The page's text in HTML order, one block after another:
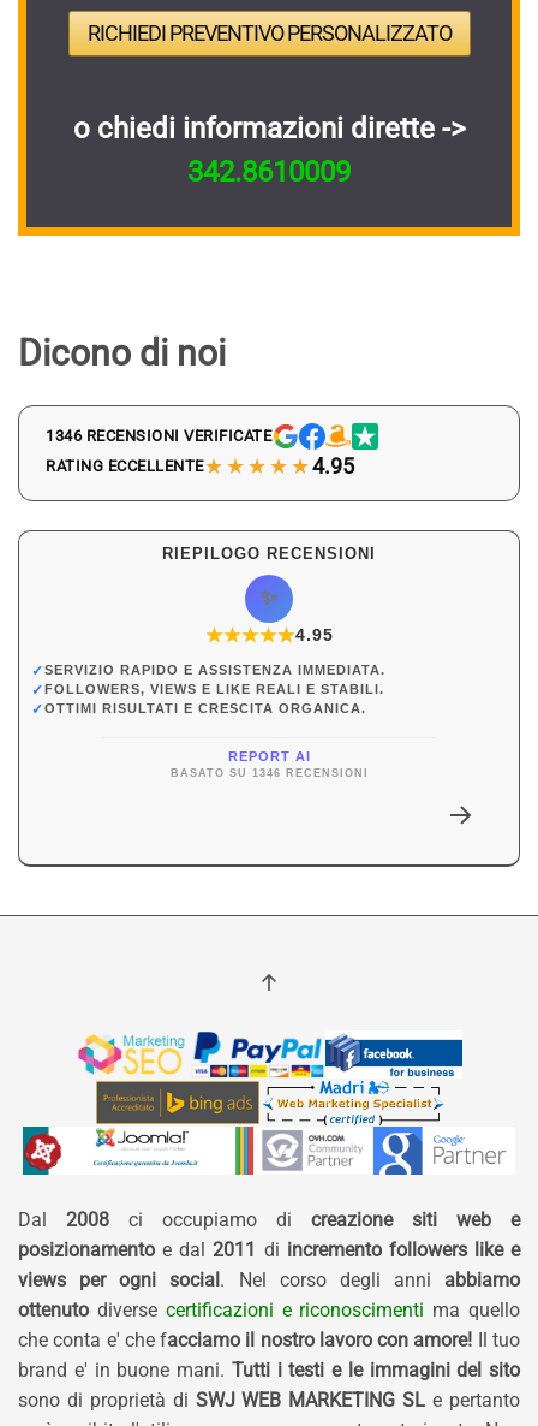
RICHIEDI PREVENTIVO PERSONALIZZATO
o chiedi informazioni dirette ->
342.8610009
Dicono di noi
1346 RECENSIONI VERIFICATE
RATING ECCELLENTE★★★★★4.95
RIEPILOGO RECENSIONI
✨
★★★★★
★4.95
✓SERVIZIO RAPIDO E ASSISTENZA IMMEDIATA.
✓FOLLOWERS, VIEWS E LIKE REALI E STABILI.
✓OTTIMI RISULTATI E CRESCITA ORGANICA.
REPORT AI
BASATO SU 1346 RECENSIONI
Dal 2008 ci occupiamo di creazione siti web e
posizionamento e dal 2011 di incremento followers like e
views per ogni social. Nel corso degli anni abbiamo
ottenuto diverse certificazioni e riconoscimenti ma quello
che conta e' che facciamo il nostro lavoro con amore! Il tuo
brand e' in buone mani. Tutti i testi e le immagini del sito
sono di proprietà di SWJ WEB MARKETING SL e pertanto